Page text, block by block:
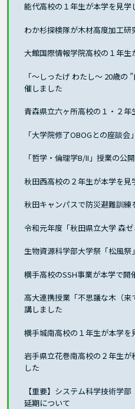
能代高校の１年生が本学を見学
わか杉探検隊が木材高度加工研
大館国際情報学院高校の１年生
「～しったげ わたし～ 20歳の
催しました
青森県立六ヶ所高校の１・２年
「大学院修了OBOGとの座談
「哲学・倫理学B/II」授業の公
秋田西高校の２年生が本学を見
秋田キャンパスで防災避難訓練
令和元年度「秋田県立大学 森
生物資源科学部大学祭「松風祭
横手高校のSSH事業が本学で開
高大連携授業「不思議な木（
講しました
横手城南高校の１年生が本学を
岩手県立花巻南高校の２年生が
した
【重要】システム科学技術学
延期について